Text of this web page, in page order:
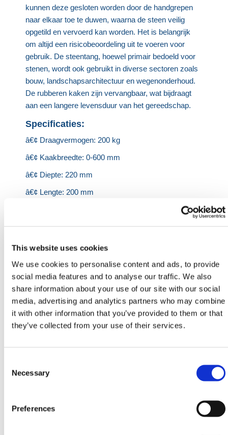
This website uses cookies
We use cookies to personalise content and ads, to provide
social media features and to analyse our traffic. We also
share information about your use of our site with our social
media, advertising and analytics partners who may combine
it with other information that you’ve provided to them or that
they’ve collected from your use of their services.
Selection
Necessary
Preferences
kunnen deze gesloten worden door de handgrepen
naar elkaar toe te duwen, waarna de steen veilig
opgetild en vervoerd kan worden. Het is belangrijk
om altijd een risicobeoordeling uit te voeren voor
gebruik. De steentang, hoewel primair bedoeld voor
stenen, wordt ook gebruikt in diverse sectoren zoals
bouw, landschapsarchitectuur en wegenonderhoud.
De rubberen kaken zijn vervangbaar, wat bijdraagt
aan een langere levensduur van het gereedschap.
Specificaties:
â€¢ Draagvermogen: 200 kg
â€¢ Kaakbreedte: 0-600 mm
â€¢ Diepte: 220 mm
â€¢ Lengte: 200 mm
Neem contact op door te e-mailen
naarsales@hermeq.nlof bel ons tussen 9:00 en
17:00 op+31 202417011
SPECIFICATIES